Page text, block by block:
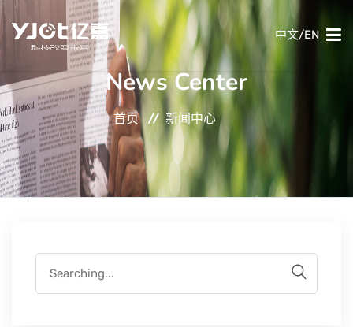
中文/EN
首页
产品中心
News Center
首页 新闻中心